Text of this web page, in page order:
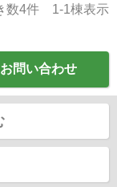
数4件 1-1棟表示
お問い合わせ